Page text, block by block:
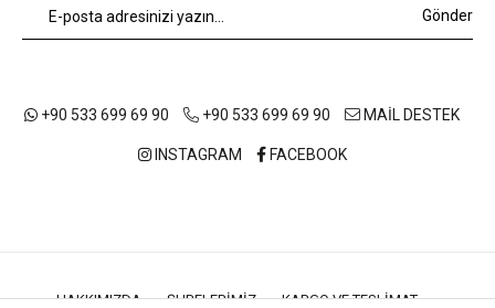
Gönder
+90 533 699 69 90 +90 533 699 69 90 MAİL DESTEK
INSTAGRAM FACEBOOK
HAKKIMIZDA ŞUBELERIMIZ
KARGO VE TESLIMAT